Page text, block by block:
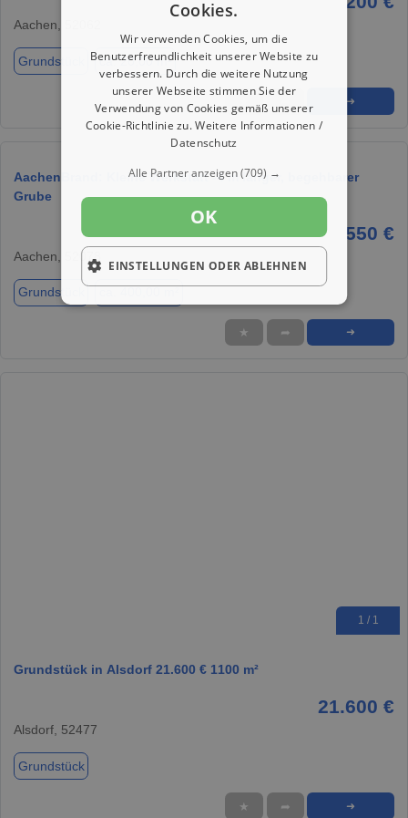
Aachen, 52062
Grundstück ca. 20,00 m²
➜
AachenBrand: Kleine Werkstatt -4 m langer, begehbarer
Grube
550 €
Aachen, 52078
Grundstück
★ ➦ ➜
1 / 1
Grundstück in Alsdorf 21.600 € 1100 m²
21.600 €
Alsdorf, 52477
Grundstück
★ ➦ ➜
Cookies.
Wir verwenden Cookies, um die
Benutzerfreundlichkeit unserer Website zu
verbessern. Durch die weitere Nutzung
unserer Webseite stimmen Sie der
Verwendung von Cookies gemäß unserer
Cookie-Richtlinie zu.Weitere Informationen /
Datenschutz
Alle Partner anzeigen(709) →
OK
EINSTELLUNGEN ODER ABLEHNEN